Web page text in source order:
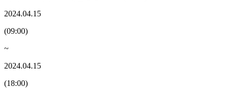
2024.04.15
(09:00)
~
2024.04.15
(18:00)